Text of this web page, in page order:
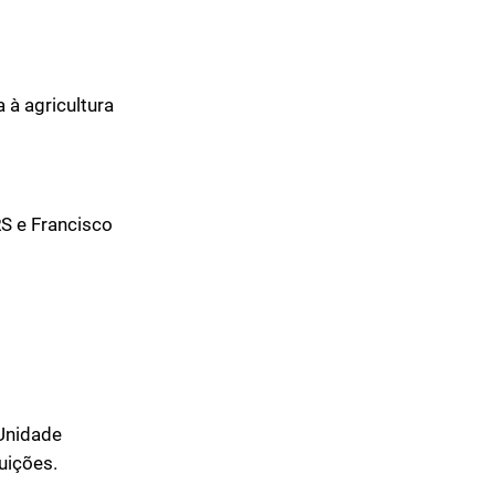
à agricultura
e Francisco